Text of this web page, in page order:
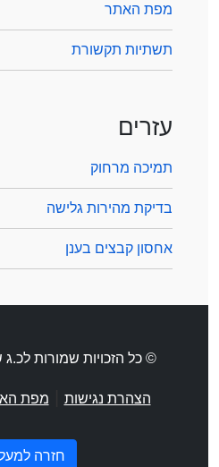
מפת האתר
תשתיות תקשורת
עזרים
תמיכה מרחוק
בדיקת מהירות גלישה
אחסון קבצים בענן
© כל הזכויות שמורות לכ.ג
הצהרת נגישות מפת
חזרה